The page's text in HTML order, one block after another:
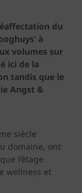
du
à
volumes sur
ici de la
tandis que le
Angst &
siècle
domaine, ont
l’étage
wellness et